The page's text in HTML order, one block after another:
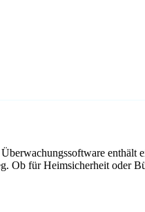
Ob für Heimsicherheit oder